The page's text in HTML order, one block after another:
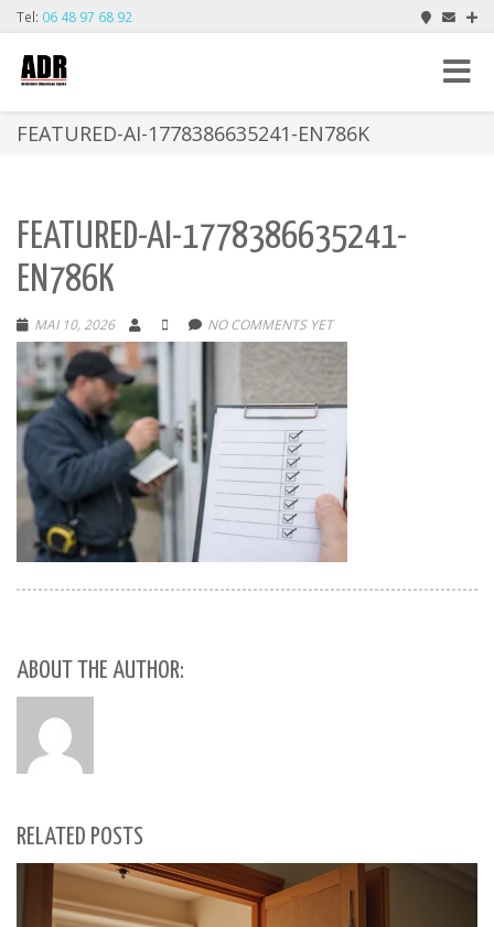
Tel: 06 48 97 68 92
Toggle
FEATURED-AI-1778386635241-EN786K
FEATURED-AI-1778386635241-
EN786K
MAI 10, 2026 NO COMMENTS YET
ABOUT THE AUTHOR:
RELATED POSTS